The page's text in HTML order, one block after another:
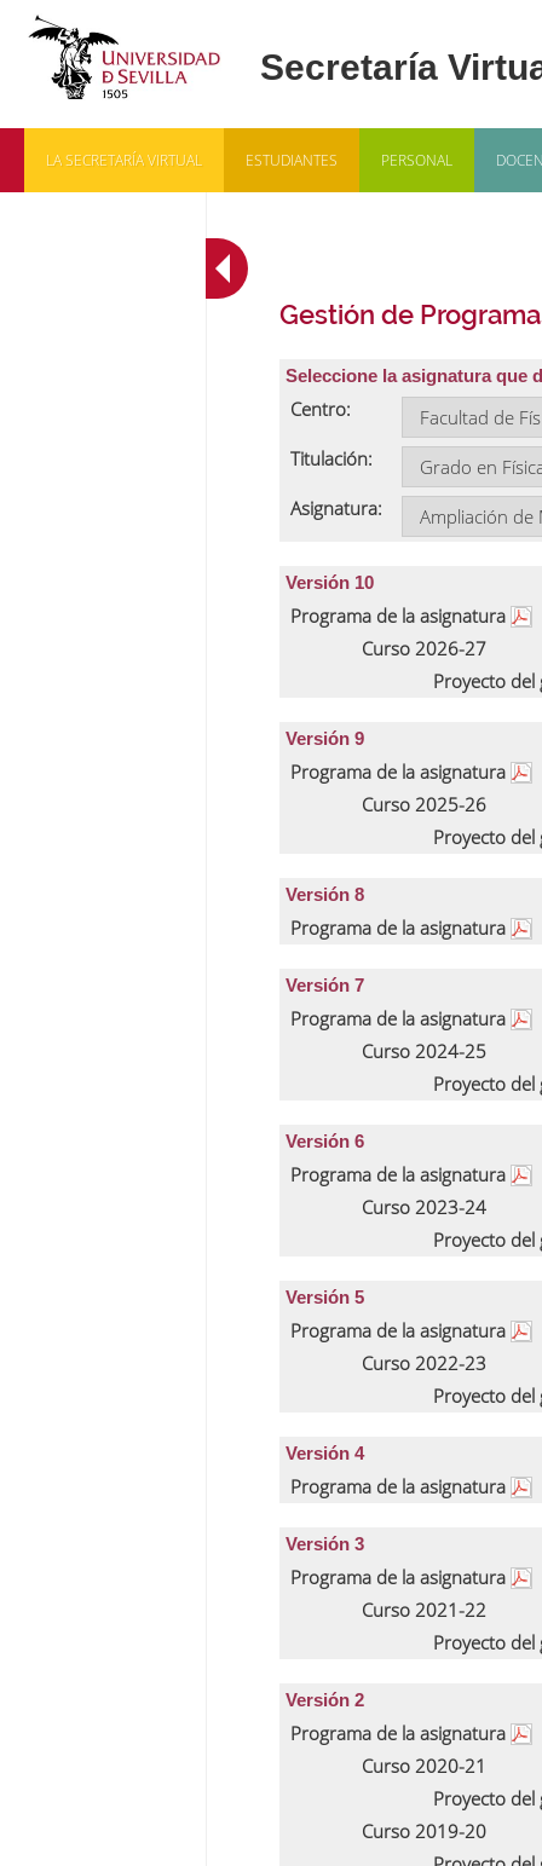
LA SECRETARÍA VIRTUAL ESTUDIANTES PERSONAL
Gestión de
Seleccione la asignatura que
Centro:
Titulación:
Asignatura:
Versión 10
Programa de la asignatura
Curso 2026-27
Proyecto
Versión 9
Programa de la asignatura
Curso 2025-26
Proyecto
Versión 8
Programa de la asignatura
Versión 7
Programa de la asignatura
Curso 2024-25
Proyecto
Versión 6
Programa de la asignatura
Curso 2023-24
Proyecto
Versión 5
Programa de la asignatura
Curso 2022-23
Proyecto
Versión 4
Programa de la asignatura
Versión 3
Programa de la asignatura
Curso 2021-22
Proyecto
Versión 2
Programa de la asignatura
Curso 2020-21
Proyecto
Curso 2019-20